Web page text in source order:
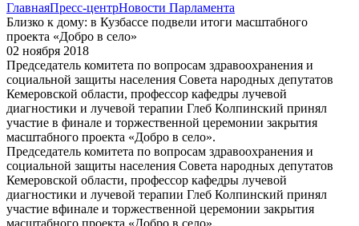
ГлавнаяПресс-центрНовости Парламента
Близко к дому: в Кузбассе подвели итоги масштабного
проекта «Добро в село»
02 ноября 2018
Председатель комитета по вопросам здравоохранения и
социальной защиты населения Совета народных депутатов
Кемеровской области, профессор кафедры лучевой
диагностики и лучевой терапии Глеб Колпинский принял
участие в финале и торжественной церемонии закрытия
масштабного проекта «Добро в село».
Председатель комитета по вопросам здравоохранения и
социальной защиты населения Совета народных депутатов
Кемеровской области, профессор кафедры лучевой
диагностики и лучевой терапии Глеб Колпинский принял
участие вфинале и торжественной церемонии закрытия
масштабного проекта «Добро в село».